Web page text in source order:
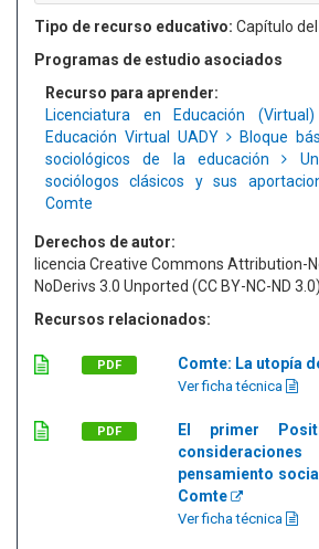
Tipo de recurso educativo: Capítulo
Programas de estudio asociados
Recurso para aprender:
Licenciatura en Educación (Virtual)
Educación Virtual UADY
Bloque
sociológicos de la educación
sociólogos clásicos y sus
Comte
Derechos de autor:
licencia Creative Commons Attribution-
NoDerivs 3.0 Unported (CC BY-NC-ND 3.0)
Recursos relacionados:
PDF Comte: La utopía
Ver ficha técnica
PDF
El primer
pensamiento
Comte
Ver ficha técnica